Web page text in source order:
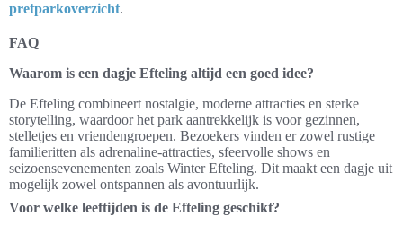
pretparkoverzicht.
FAQ
Waarom is een dagje Efteling altijd een goed idee?
De Efteling combineert nostalgie, moderne attracties en sterke
storytelling, waardoor het park aantrekkelijk is voor gezinnen,
stelletjes en vriendengroepen. Bezoekers vinden er zowel rustige
familieritten als adrenaline-attracties, sfeervolle shows en
seizoensevenementen zoals Winter Efteling. Dit maakt een dagje uit
mogelijk zowel ontspannen als avontuurlijk.
Voor welke leeftijden is de Efteling geschikt?